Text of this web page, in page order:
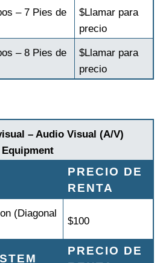
– 7 Pies de
$Llamar para
precio
– 8 Pies de
$Llamar para
precio
– Audio Visual (A/V)
Equipment
PRECIO DE
RENTA
(Diagonal
$100
PRECIO DE